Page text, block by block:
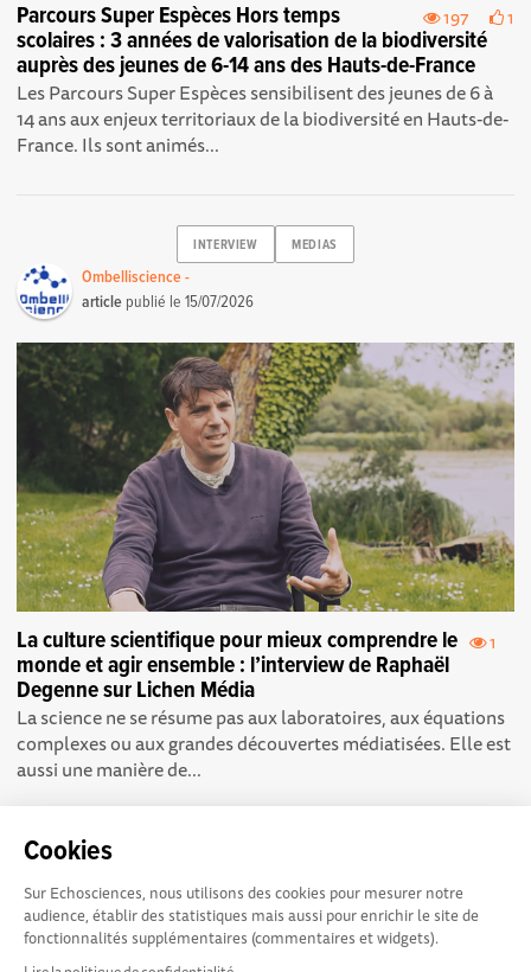
Cookies
Sur Echosciences, nous utilisons des cookies pour mesurer notre
audience, établir des statistiques mais aussi pour enrichir le site de
fonctionnalités supplémentaires (commentaires et widgets).
197 1
Parcours Super Espèces Hors temps
scolaires : 3 années de valorisation de la biodiversité
auprès des jeunes de 6-14 ans des Hauts-de-France
Les Parcours Super Espèces sensibilisent des jeunes de 6 à
14 ans aux enjeux territoriaux de la biodiversité en Hauts-de-
France. Ils sont animés...
INTERVIEW MEDIAS
Ombelliscience -
article publié le15/07/2026
1
La culture scientifique pour mieux comprendre le
monde et agir ensemble : l’interview de Raphaël
Degenne sur Lichen Média
La science ne se résume pas aux laboratoires, aux équations
complexes ou aux grandes découvertes médiatisées. Elle est
aussi une manière de...
NOS PARTENAIRES